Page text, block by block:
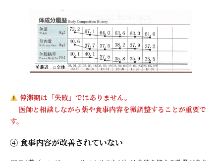
停滞期は「失敗」ではありません。
医師と相談しながら薬や食事内容を微調整することが重要で
す。
④ 食事内容が改善されていない